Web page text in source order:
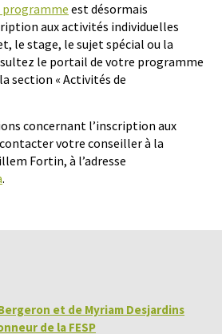
programme est désormais
aux activités individuelles
le stage, le sujet spécial ou la
le portail de votre programme
section « Activités de
concernant l’inscription aux
votre conseiller à la
Fortin, à l’adresse
.
et de Myriam Desjardins
de la FESP